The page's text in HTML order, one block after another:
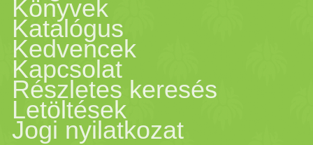
Könyvek
Katalógus
Kedvencek
Kapcsolat
Részletes keresés
Letöltések
Jogi nyilatkozat